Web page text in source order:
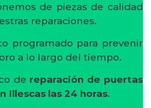
de piezas de calidad
reparaciones.
programado para prevenir
a lo largo del tiempo.
de reparación de puertas
Illescas las 24 horas.